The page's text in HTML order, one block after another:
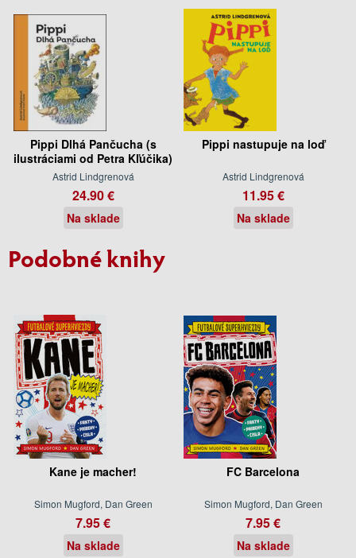
Pippi Dlhá Pančucha (s
ilustráciami od Petra Kľúčika)
Astrid Lindgrenová
24.90 €
Na sklade
Pippi nastupuje na loď
Astrid Lindgrenová
11.95 €
Na sklade
Podobné knihy
Kane je macher!
Simon Mugford, Dan Green
7.95 €
Na sklade
FC Barcelona
Simon Mugford, Dan Green
7.95 €
Na sklade